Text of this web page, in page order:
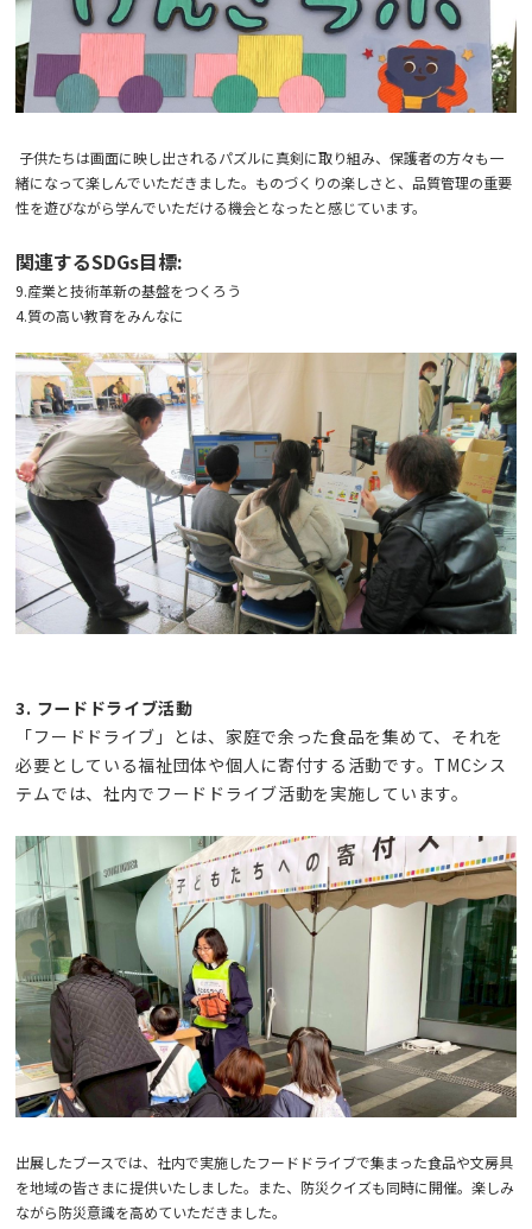
子供たちは画面に映し出されるパズルに真剣に取り組み、保護者の方々も一
緒になって楽しんでいただきました。ものづくりの楽しさと、品質管理の重要
性を遊びながら学んでいただける機会となったと感じています。
関連するSDGs目標:
9.産業と技術革新の基盤をつくろう
4.質の高い教育をみんなに
3. フードドライブ活動
「フードドライブ」とは、家庭で余った食品を集めて、それを
必要としている福祉団体や個人に寄付する活動です。TMCシス
テムでは、社内でフードドライブ活動を実施しています。
出展したブースでは、社内で実施したフードドライブで集まった食品や文房具
を地域の皆さまに提供いたしました。また、防災クイズも同時に開催。楽しみ
ながら防災意識を高めていただきました。